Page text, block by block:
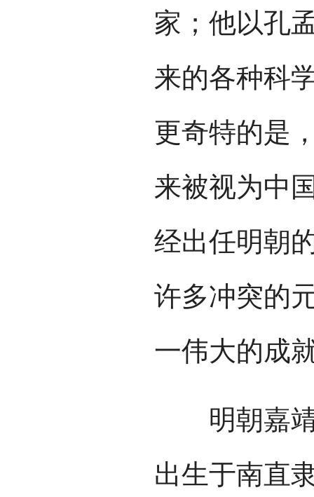
家；他以孔
来的各种科
更奇特的是
来被视为中
经出任明朝
许多冲突的
一伟大的成
明朝嘉靖
出生于南直